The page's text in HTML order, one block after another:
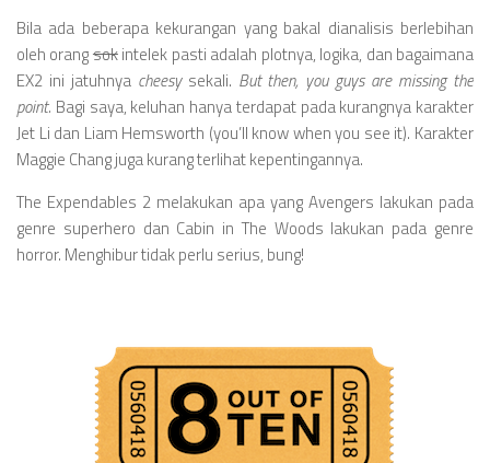
Bila ada beberapa kekurangan yang bakal dianalisis berlebihan
oleh orangsokintelek pasti adalah plotnya, logika, dan bagaimana
EX2 ini jatuhnya cheesysekali. But then, you guys are missing the
point. Bagi saya, keluhan hanya terdapat pada kurangnya karakter
Jet Li dan Liam Hemsworth (you’ll know when you see it). Karakter
Maggie Chang juga kurang terlihat kepentingannya.
The Expendables 2 melakukan apa yang Avengers lakukan pada
genre superhero dan Cabin in The Woods lakukan pada genre
horror. Menghibur tidak perlu serius, bung!